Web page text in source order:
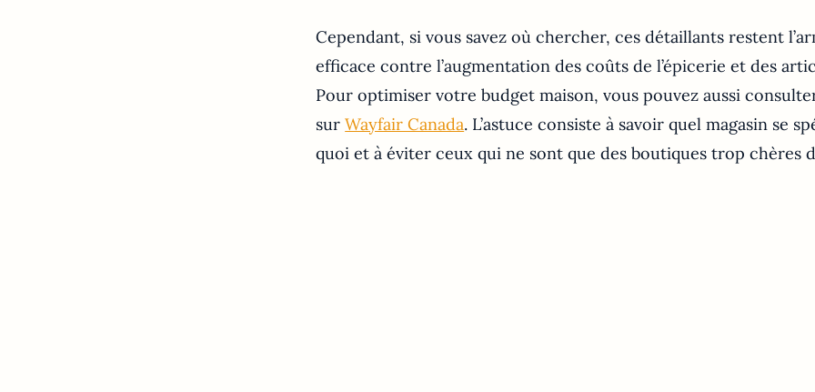
Cependant, si vous savez où chercher, ces détaillants restent
efficace contre l’augmentation des coûts de l’épicerie et des
Pour optimiser votre budget maison, vous pouvez aussi
surWayfair Canada. L’astuce consiste à savoir quel magasin se
quoi et à éviter ceux qui ne sont que des boutiques trop chères